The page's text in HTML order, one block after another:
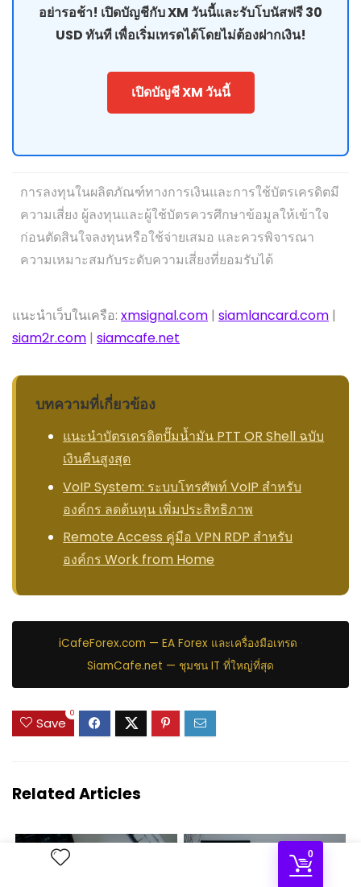
0
อย่ารอช้า! เปิดบัญชีกับ XM วันนี้และรับโบนัสฟรี 30
USD ทันที เพื่อเริ่มเทรดได้โดยไม่ต้องฝากเงิน!
เปิดบัญชี XM วันนี้
การลงทุนในผลิตภัณฑ์ทางการเงินและการใช้บัตรเครดิตมี
ความเสี่ยง ผู้ลงทุนและผู้ใช้บัตรควรศึกษาข้อมูลให้เข้าใจ
ก่อนตัดสินใจลงทุนหรือใช้จ่ายเสมอ และควรพิจารณา
ความเหมาะสมกับระดับความเสี่ยงที่ยอมรับได้
แนะนำเว็บในเครือ: xmsignal.com | siamlancard.com |
siam2r.com | siamcafe.net
บทความที่เกี่ยวข้อง
แนะนำบัตรเครดิตปั๊มน้ำมัน PTT OR Shell ฉบับ
เงินคืนสูงสุด
VoIP System: ระบบโทรศัพท์ VoIP สำหรับ
องค์กร ลดต้นทุน เพิ่มประสิทธิภาพ
Remote Access คู่มือ VPN RDP สำหรับ
องค์กร Work from Home
iCafeForex.com — EA Forex และเครื่องมือเทรด ·
SiamCafe.net — ชุมชน IT ที่ใหญ่ที่สุด
Save
0
Related Articles